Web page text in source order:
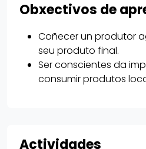
Obxectivos de
Coñecer un produtor
seu produto final.
Ser conscientes da
consumir produtos
Actividades